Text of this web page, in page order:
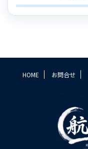
HOME お問合せ